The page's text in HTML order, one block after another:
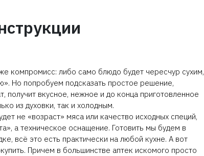
компромисс: либо само блюдо будет чересчур сухим,
Но попробуем подсказать простое решение,
получит вкусное, нежное и до конца приготовленное
из духовки, так и холодным.
не «возраст» мяса или качество исходных специй,
а техническое оснащение. Готовить мы будем в
всё это есть практически на любой кухне. А вот
Причем в большинстве аптек искомого просто